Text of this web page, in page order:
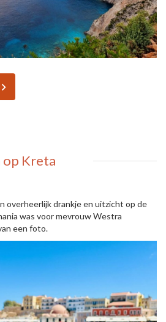
op Kreta
overheerlijk drankje en uitzicht op de
was voor mevrouw Westra
een foto.